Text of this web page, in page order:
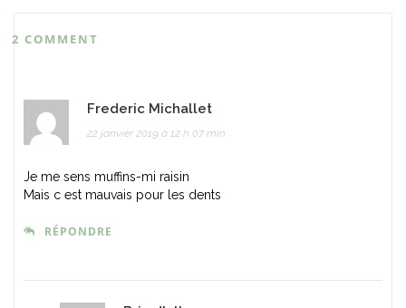
2 COMMENT
Frederic Michallet
22 janvier 2019 à 12 h 07 min
Je me sens muffins-mi raisin
Mais c est mauvais pour les dents
RÉPONDRE